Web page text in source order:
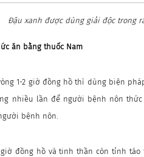
Đậu xanh được dùng giải độc trong
ăn bằng thuốc Nam
1-2 giờ đồng hồ thì dùng biện
nhiều lần để người bệnh nôn
bệnh nôn.
giờ đồng hồ và tinh thần còn tỉnh